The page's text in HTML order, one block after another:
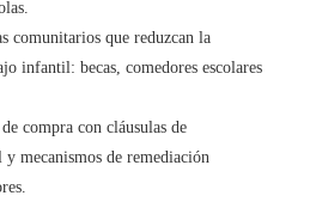
comunitarios que reduzcan la
infantil: becas, comedores escolares
compra con cláusulas de
mecanismos de remediación